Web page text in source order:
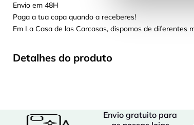
Envio em 48H
Paga a tua capa quando a receberes!
Em La Casa de las Carcasas, dispomos de diferentes
Detalhes do produto
Envio gratuito para